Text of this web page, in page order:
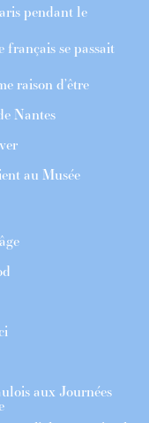
pendant le
se passait
raison d’être
Nantes
au Musée
aux Journées